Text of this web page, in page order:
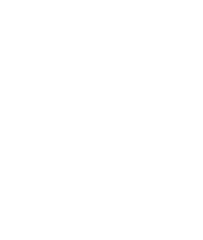
cheques psicólogo e